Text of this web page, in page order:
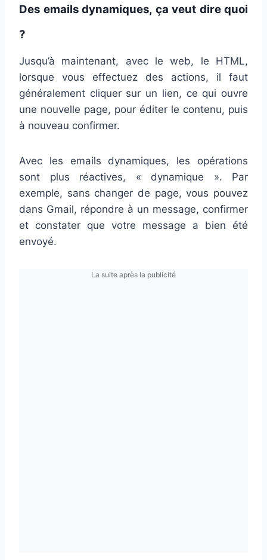
Des emails dynamiques, ça veut dire quoi
?
Jusqu’à maintenant, avec le web, le HTML,
lorsque vous effectuez des actions, il faut
généralement cliquer sur un lien, ce qui ouvre
une nouvelle page, pour éditer le contenu, puis
à nouveau confirmer.
Avec les emails dynamiques, les opérations
sont plus réactives, « dynamique ». Par
exemple, sans changer de page, vous pouvez
dans Gmail, répondre à un message, confirmer
et constater que votre message a bien été
envoyé.
La suite après la publicité